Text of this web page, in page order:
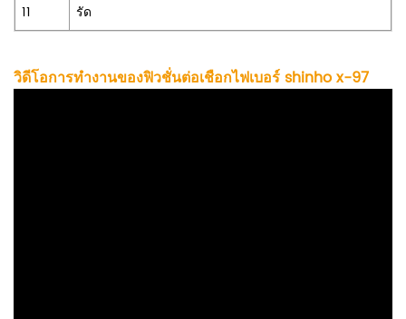
11
รัด
วิดีโอการทำงานของฟิวชั่นต่อเชือกไฟเบอร์ shinho x-97